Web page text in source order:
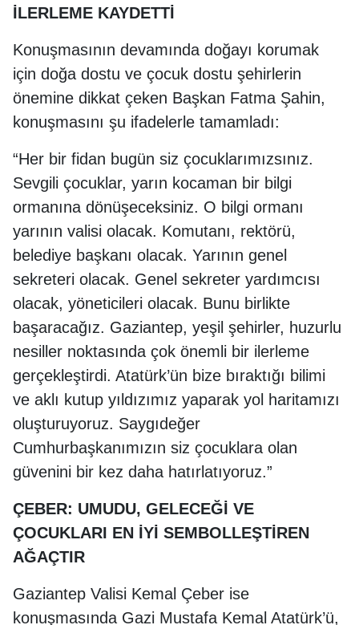
İLERLEME KAYDETTİ
Konuşmasının devamında doğayı korumak
için doğa dostu ve çocuk dostu şehirlerin
önemine dikkat çeken Başkan Fatma Şahin,
konuşmasını şu ifadelerle tamamladı:
“Her bir fidan bugün siz çocuklarımızsınız.
Sevgili çocuklar, yarın kocaman bir bilgi
ormanına dönüşeceksiniz. O bilgi ormanı
yarının valisi olacak. Komutanı, rektörü,
belediye başkanı olacak. Yarının genel
sekreteri olacak. Genel sekreter yardımcısı
olacak, yöneticileri olacak. Bunu birlikte
başaracağız. Gaziantep, yeşil şehirler, huzurlu
nesiller noktasında çok önemli bir ilerleme
gerçekleştirdi. Atatürk’ün bize bıraktığı bilimi
ve aklı kutup yıldızımız yaparak yol haritamızı
oluşturuyoruz. Saygıdeğer
Cumhurbaşkanımızın siz çocuklara olan
güvenini bir kez daha hatırlatıyoruz.”
ÇEBER: UMUDU, GELECEĞİ VE
ÇOCUKLARI EN İYİ SEMBOLLEŞTİREN
AĞAÇTIR
Gaziantep Valisi Kemal Çeber ise
konuşmasında Gazi Mustafa Kemal Atatürk’ü,